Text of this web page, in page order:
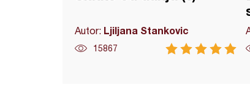
Autor: Ljiljana Stankovic
15867